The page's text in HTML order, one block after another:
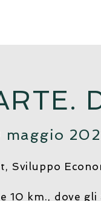
maggio
Sviluppo
10 km., dove